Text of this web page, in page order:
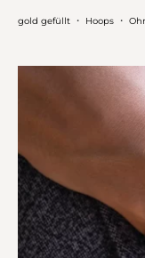
gold gefüllt ・ Hoops ・